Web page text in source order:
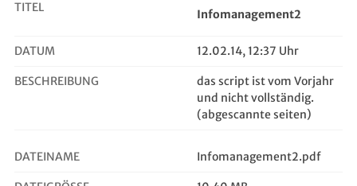
TITEL Infomanagement2
DATUM 12.02.14, 12:37 Uhr
BESCHREIBUNG
das script ist vom Vorjahr
und nicht vollständig.
(abgescannte seiten)
DATEINAME Infomanagement2.pdf